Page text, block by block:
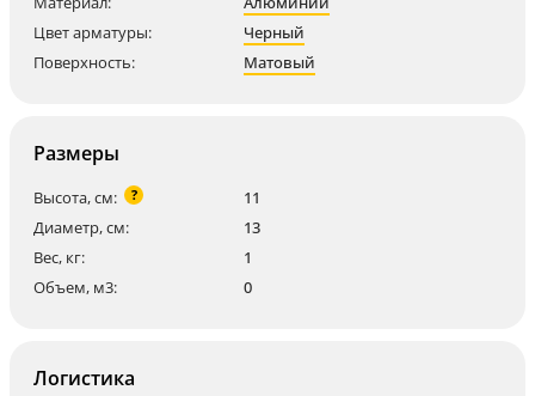
Цвет арматуры:
Черный
Поверхность:
Матовый
Размеры
Высота, см: ?
11
Диаметр, см:
13
Вес, кг:
1
Объем, м3:
0
Логистика